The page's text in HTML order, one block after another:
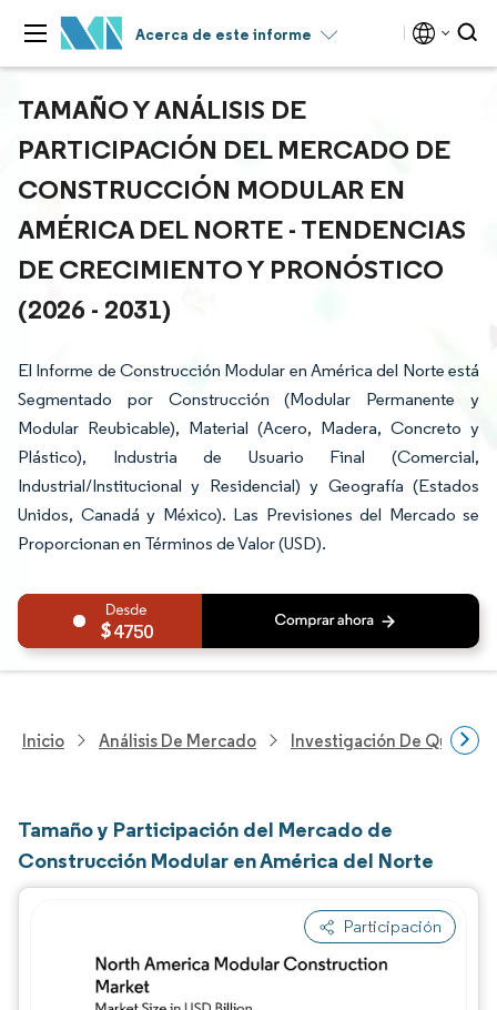
Acerca de este informe
TAMAÑO Y ANÁLISIS DE
PARTICIPACIÓN DEL MERCADO DE
CONSTRUCCIÓN MODULAR EN
AMÉRICA DEL NORTE - TENDENCIAS
DE CRECIMIENTO Y PRONÓSTICO
(2026 - 2031)
El Informe de Construcción Modular en América del Norte está
Segmentado por Construcción (Modular Permanente y
Modular Reubicable), Material (Acero, Madera, Concreto y
Plástico), Industria de Usuario Final (Comercial,
Industrial/Institucional y Residencial) y Geografía (Estados
Unidos, Canadá y México). Las Previsiones del Mercado se
Proporcionan en Términos de Valor (USD).
4750
Inicio Análisis De Mercado Investigación De
Tamaño y Participación del Mercado de
Construcción Modular en América del Norte
Participación